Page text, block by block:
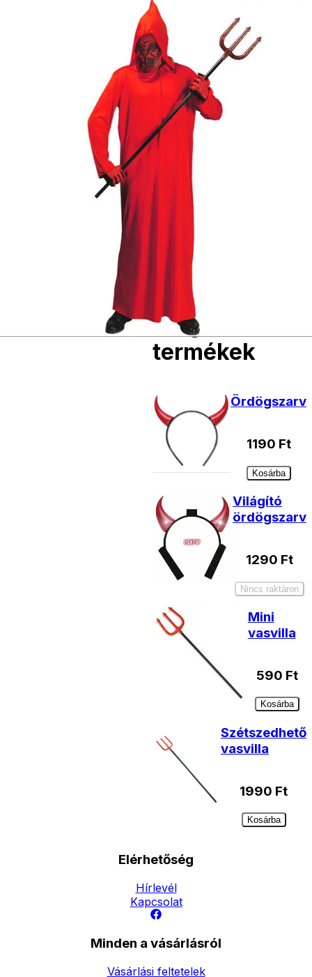
bajusz, műanyag
korona, esernyő,
vasvilla, stb.
Amennyiben a
az ár minden
esetben egy
Darab
Szállítás:
- Csomagautomata: 1190
- Házhozszállítás: 2190
forinttól
- Személyes átvétel:
ingyenesen
Kiegészítő
termékek
Ördögszarv
1190 Ft
Kosárba
Világító
ördögszarv
1290 Ft
Nincs raktáron
Mini
vasvilla
590 Ft
Kosárba
Szétszedhető
vasvilla
1990 Ft
Kosárba
Elérhetőség
Hírlevél
Kapcsolat
Minden a vásárlásról
Vásárlási feltetelek